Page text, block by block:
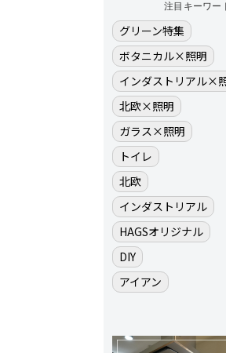
注目キーワー
グリーン特集
ボタニカル×照明
インダストリアル×
北欧×照明
ガラス×照明
トイレ
北欧
インダストリアル
HAGSオリジナル
DIY
アイアン